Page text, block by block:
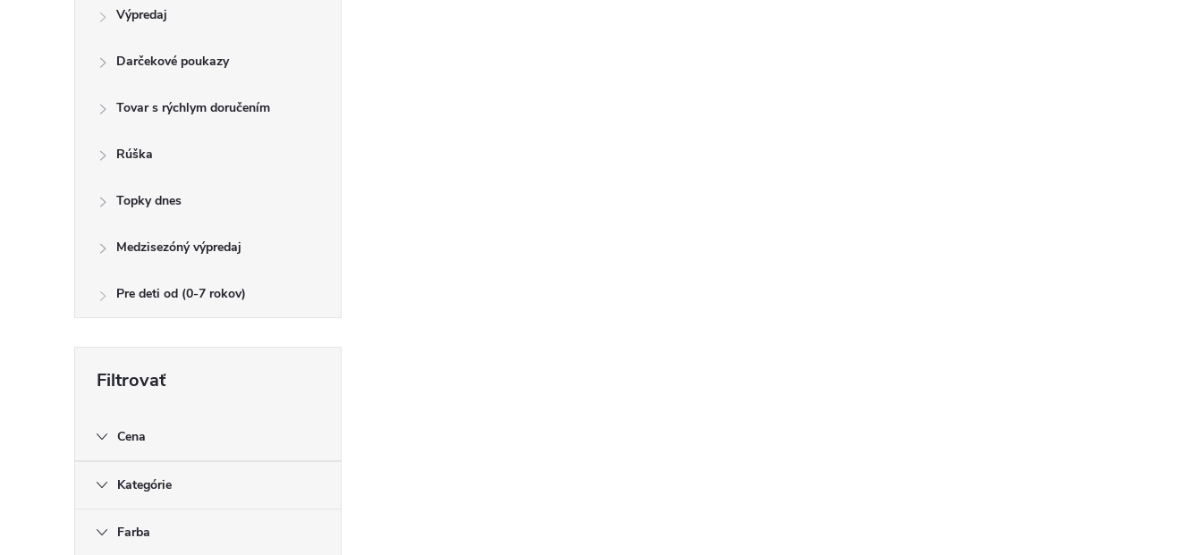
Výpredaj
Darčekové poukazy
Tovar s rýchlym doručením
Rúška
Topky dnes
Medzisezóný výpredaj
Pre deti od (0-7 rokov)
Cena
Kategórie
Farba